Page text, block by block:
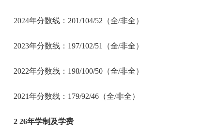
2024年分数线：201/104/52（全/非全）
2023年分数线：197/102/51（全/非全）
2022年分数线：198/100/50（全/非全）
2021年分数线：179/92/46（全/非全）
2 26年学制及学费